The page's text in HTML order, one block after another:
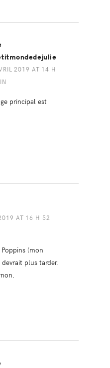
2019 AT 14 H
principal est
AT 16 H 52
(mon
plus tarder.